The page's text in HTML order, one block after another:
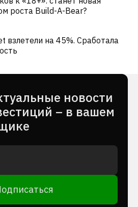
роста Build-A-Bear?
взлетели на 45%. Сработала
новости
– в вашем